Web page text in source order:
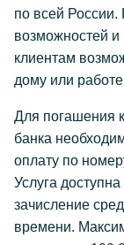
по всей России.
возможностей
клиентам
дому или
Для погашения
банка
оплату по
Услуга
зачисление
времени.